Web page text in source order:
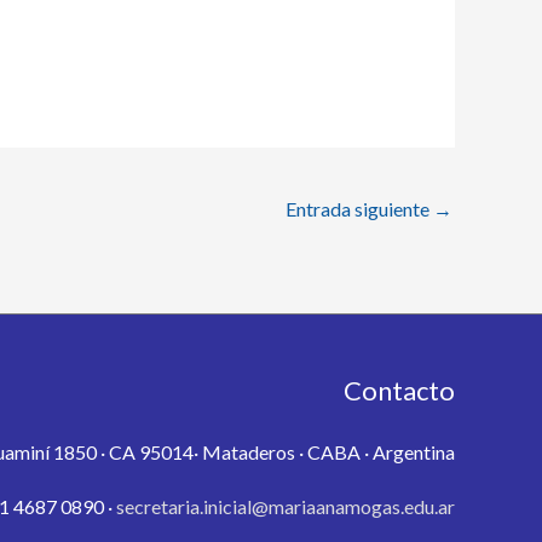
Entrada siguiente →
Contacto
1850 · CA 95014· Mataderos · CABA · Argentina
4687 0890 ·secretaria.inicial@mariaanamogas.edu.ar